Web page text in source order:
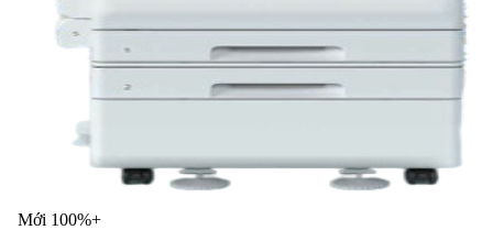
Mới 100%+